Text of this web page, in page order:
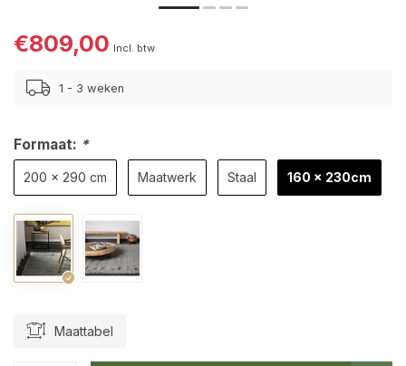
€809,00 Incl. btw
1 - 3 weken
Formaat: *
200 x 290 cm Maatwerk Staal 160 x 230cm
Maattabel